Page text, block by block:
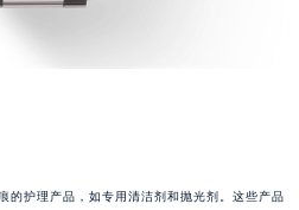
的护理产品，如专用清洁剂和抛光剂。这些产品